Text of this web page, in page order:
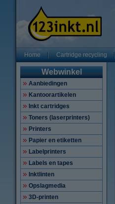
Home Cartridge recycling
Webwinkel
Aanbiedingen
Kantoorartikelen
Inkt cartridges
Toners (laserprinters)
Printers
Papier en etiketten
Labelprinters
Labels en tapes
Inktlinten
Opslagmedia
3D-printen